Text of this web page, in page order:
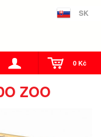
SK
0 Kč
ZOO